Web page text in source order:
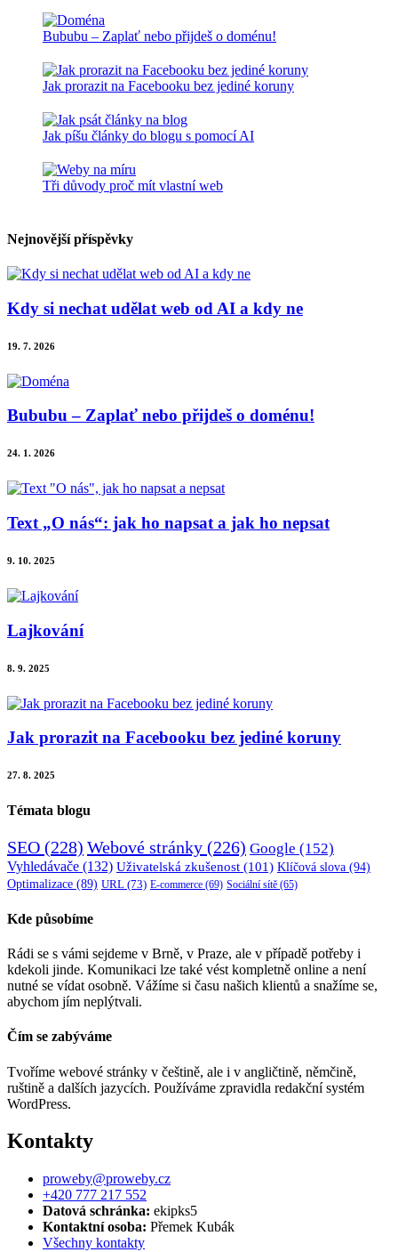
Bububu – Zaplať nebo přijdeš o doménu!
Jak prorazit na Facebooku bez jediné koruny
Jak píšu články do blogu s pomocí AI
Tři důvody proč mít vlastní web
Nejnovější příspěvky
Kdy si nechat udělat web od AI a kdy ne
19. 7. 2026
Bububu – Zaplať nebo přijdeš o doménu!
24. 1. 2026
Text „O nás“: jak ho napsat a jak ho nepsat
9. 10. 2025
Lajkování
8. 9. 2025
Jak prorazit na Facebooku bez jediné koruny
27. 8. 2025
Témata blogu
SEO (228) Webové stránky (226) Google (152)
Vyhledávače (132) Uživatelská zkušenost (101) Klíčová slova (94)
Optimalizace (89) URL (73) E-commerce (69) Sociální sítě (65)
Kde působíme
Rádi se s vámi sejdeme v Brně, v Praze, ale v případě potřeby i
kdekoli jinde. Komunikaci lze také vést kompletně online a není
nutné se vídat osobně. Vážíme si času našich klientů a snažíme se,
abychom jím neplýtvali.
Čím se zabýváme
Tvoříme webové stránky v češtině, ale i v angličtině, němčině,
ruštině a dalších jazycích. Používáme zpravidla redakční systém
WordPress.
Kontakty
proweby@proweby.cz
+420 777 217 552
Datová schránka: ekipks5
Kontaktní osoba: Přemek Kubák
Všechny kontakty